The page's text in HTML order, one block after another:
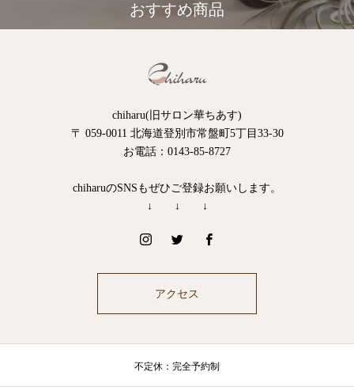
おすすめ商品
chiharu(旧サロン華ちあす)
〒 059-0011 北海道登別市常盤町5丁目33-30
お電話：0143-85-8727
chiharuのSNSもぜひご登録お願いします。
↓ ↓ ↓
アクセス
不定休：完全予約制